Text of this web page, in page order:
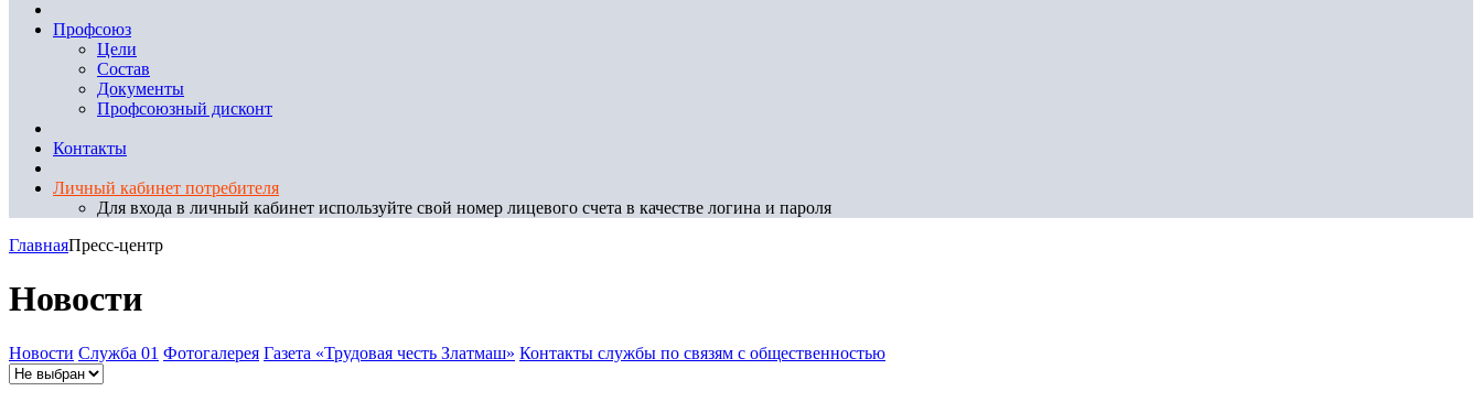
Профсоюз
Цели
Состав
Документы
Профсоюзный дисконт
Контакты
Личный кабинет потребителя
Для входа в личный кабинет используйте свой номер лицевого счета в качестве логина и пароля
ГлавнаяПресс-центр
Новости
Новости Служба 01 Фотогалерея Газета «Трудовая честь Златмаш» Контакты службы по связям с общественностью